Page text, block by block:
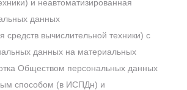
и неавтоматизированная
данных
средств вычислительной техники) с
данных на материальных
Обществом персональных данных
способом (в ИСПДн) и